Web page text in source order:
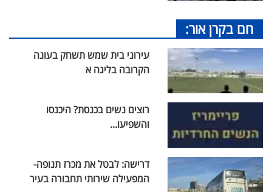
חם בקרן אור:
עירוני בית שמש תשחק בעונה
הקרובה בליגה א
רוצים נשים בכנסת? היכנסו
והשפיעו...
דרישה: לבטל את מכרז תנופה-
המפעילה שירותי תחבורה בעיר